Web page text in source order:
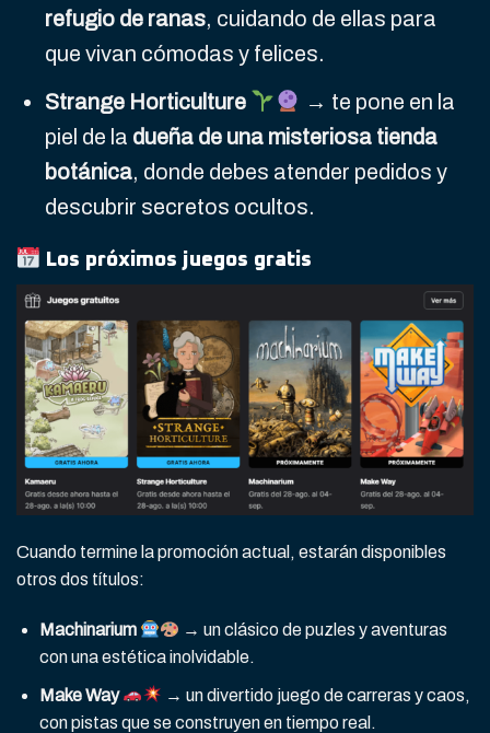
refugio de ranas, cuidando de ellas para
que vivan cómodas y felices.
Strange Horticulture
→ te pone en la
piel de la dueña de una misteriosa tienda
botánica, donde debes atender pedidos y
descubrir secretos ocultos.
Los próximos juegos gratis
Cuando termine la promoción actual, estarán disponibles
otros dos títulos:
Machinarium
→ un clásico de puzles y aventuras
con una estética inolvidable.
Make Way
→ un divertido juego de carreras y caos,
con pistas que se construyen en tiempo real.